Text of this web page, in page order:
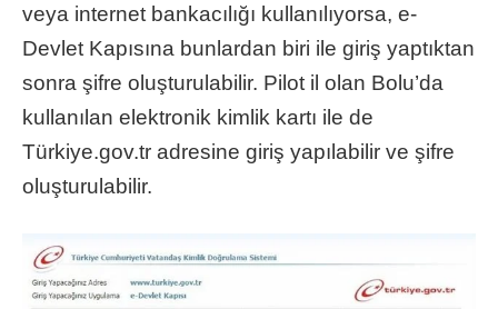
veya internet bankacılığı kullanılıyorsa, e-
Devlet Kapısına bunlardan biri ile giriş yaptıktan
sonra şifre oluşturulabilir. Pilot il olan Bolu’da
kullanılan elektronik kimlik kartı ile de
Türkiye.gov.tr adresine giriş yapılabilir ve şifre
oluşturulabilir.